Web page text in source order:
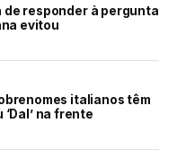
de responder à pergunta
evitou
italianos têm
‘Dal’ na frente